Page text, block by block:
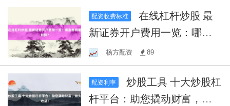
配资收费标准
在线杠杆炒股 最
新证券开户费用一览：哪家
券商最划算？
杨方配资 89
配资利率
炒股工具 十大炒股杠
杆平台：助您撬动财富，放